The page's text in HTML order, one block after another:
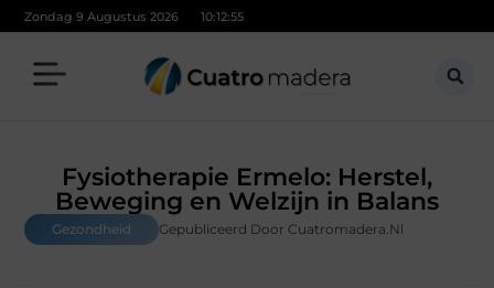
Zondag 9 Augustus 2026 10:12:56
Fysiotherapie Ermelo: Herstel,
Beweging en Welzijn in Balans
Gezondheid Gepubliceerd Door Cuatromadera.nl